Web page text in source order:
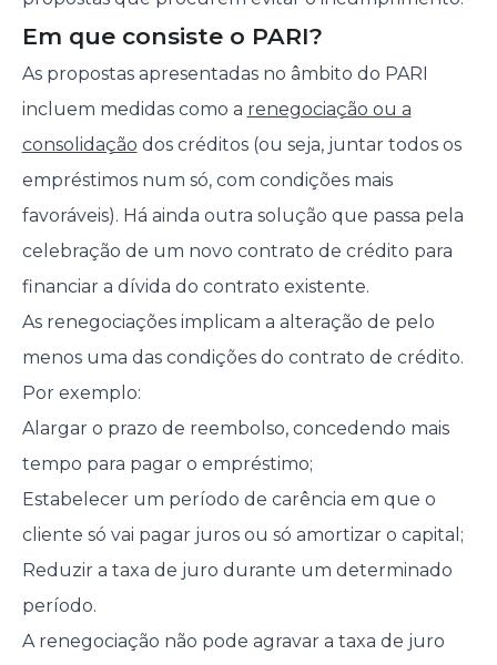
Em que consiste o PARI?
As propostas apresentadas no âmbito do PARI
incluem medidas como a renegociação ou a
consolidação dos créditos (ou seja, juntar todos os
empréstimos num só, com condições mais
favoráveis). Há ainda outra solução que passa pela
celebração de um novo contrato de crédito para
financiar a dívida do contrato existente.
As renegociações implicam a alteração de pelo
menos uma das condições do contrato de crédito.
Por exemplo:
Alargar o prazo de reembolso, concedendo mais
tempo para pagar o empréstimo;
Estabelecer um período de carência em que o
cliente só vai pagar juros ou só amortizar o capital;
Reduzir a taxa de juro durante um determinado
período.
A renegociação não pode agravar a taxa de juro